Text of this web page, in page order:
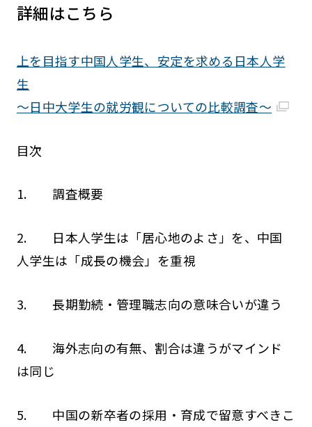
詳細はこちら
上を目指す中国人学生、安定を求める日本人学
生
～日中大学生の就労観についての比較調査～
目次
1. 調査概要
2. 日本人学生は「居心地のよさ」を、中国
人学生は「成長の機会」を重視
3. 長期勤続・管理職志向の意味合いが違う
4. 海外志向の有無、割合は違うがマインド
は同じ
5. 中国の新卒者の採用・育成で留意すべきこ